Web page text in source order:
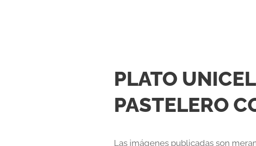
PLATO UNICEL
PASTELERO
Las imágenes publicadas son